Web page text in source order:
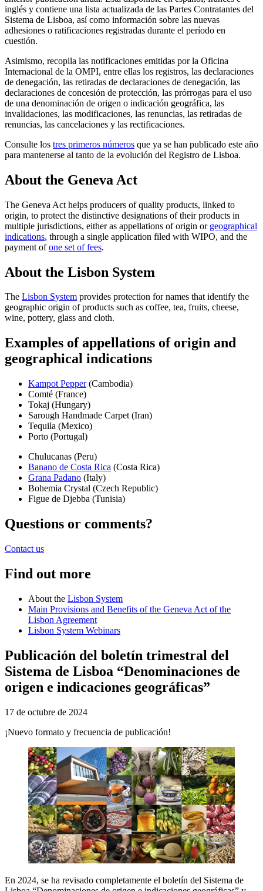
inglés y contiene una lista actualizada de las Partes Contratantes del
Sistema de Lisboa, así como información sobre las nuevas
adhesiones o ratificaciones registradas durante el período en
cuestión.
Asimismo, recopila las notificaciones emitidas por la Oficina
Internacional de la OMPI, entre ellas los registros, las declaraciones
de denegación, las retiradas de declaraciones de denegación, las
declaraciones de concesión de protección, las prórrogas para el uso
de una denominación de origen o indicación geográfica, las
invalidaciones, las modificaciones, las renuncias, las retiradas de
renuncias, las cancelaciones y las rectificaciones.
Consulte los tres primeros números que ya se han publicado este año
para mantenerse al tanto de la evolución del Registro de Lisboa.
About the Geneva Act
The Geneva Act helps producers of quality products, linked to
origin, to protect the distinctive designations of their products in
multiple jurisdictions, either as appellations of origin or geographical
indications, through a single application filed with WIPO, and the
payment ofone set of fees.
About the Lisbon System
The Lisbon System provides protection for names that identify the
geographic origin of products such as coffee, tea, fruits, cheese,
wine, pottery, glass and cloth.
Examples of appellations of origin and
geographical indications
Kampot Pepper(Cambodia)
Comté (France)
Tokaj (Hungary)
Sarough Handmade Carpet (Iran)
Tequila (Mexico)
Porto (Portugal)
Chulucanas (Peru)
Banano de Costa Rica (Costa Rica)
Grana Padano (Italy)
Bohemia Crystal (Czech Republic)
Figue de Djebba (Tunisia)
Questions or comments?
Contact us
Find out more
About the Lisbon System
Main Provisions and Benefits of the Geneva Act of the
Lisbon Agreement
Lisbon System Webinars
Publicación del boletín trimestral del
Sistema de Lisboa “Denominaciones de
origen e indicaciones geográficas”
17 de octubre de 2024
¡Nuevo formato y frecuencia de publicación!
En 2024, se ha revisado completamente el boletín del Sistema de